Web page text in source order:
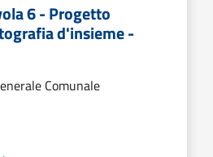
6 - Progetto
d'insieme -
Comunale